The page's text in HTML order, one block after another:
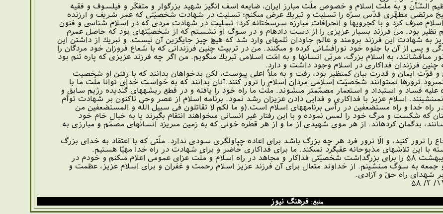
الشّأن و به ملّت اسلام و خصوص ملّت مبارز ايران، ضايعه اسف انگيز شهيد بزرگوار و متفكّر و فيلسوف و فقيه
مرتضى مطهّرى قدّس سرّه را تسليت و تبريك عرض مى‏كنم؛ تسليت در شهادت شخصيّتى كه عمر شريف و ارزنده
صرف كرد و با كجرويها و انحرافات مبارزه سرسختانه كرد؛ تسليت در شهادت مردى كه در اسلام شناسى و فنون
نظير بود. من فرزند بسيار عزيزى را از دست داده‏ام و در سوگ او نشستم كه از شخصيّتهاى بود كه حاصل عمرم
شهادت اين فرزند برومند و عالم جاودان ثلمه‏اى وارد شد كه هيچ چيز جايگزين آن نيست. و تبريك از داشتن اين
و پس از آن با جلوه خود نورافشانى كرده و مى‏كنند. من در تربيت چنين فرزندانى كه با شعاع فروزان خود مردگان را
مى‏افشانند، به اسلام بزرگ، مربّى انسانها و به امّت اسلامى تبريك مى‏گويم. من اگر چه فرزند عزيزى كه پاره تنم بود
فرزندان فداكارى در اسلام وجود داشت و دارد.
ايمان و قدرت بيان كم‏نظير بود، رفت و به ملأ اعلى پيوست، لكن بدخواهان بدانند كه با رفتن او شخصيت
نمى‏توانند شخصيّت اسلامى مردان اسلام را ترور كنند.آنان بدانند كه به خواست خداى توانا ملّت ما با
فساد و استبداد و استعمار مصمّم‏تر مى‏شوند. ملّت ما راه خود را يافته و در قطع ريشه‏هاى گنديده رژيم سابق و
اسلام عزيز با فداكارى و فدايى دادن عزيزان رشد نمود. برنامه اسلام از عصر وحى تاكنون بر شهادت توأم
خدا و راه مستضعفين در رأس برنامه‏هاى اسلام است.(و ما لكم لا تقاتلون فى سبيل اللّه و المستضعفين من
كه شكست و مرگ خود را لمس نموده و با اين رفتار غير انسانى مى‏خواهند انتقام بگيرند يا به خيال خام خود
بدگمان كرده‏اند. از هر موى شهيدى از ما و از هر قطره خونى كه به زمين مى‏ريزد انسانهاى مصمّم و مبارزى به
را ترور كنيد، و الّا ترور فرد هر چه بزرگ باشد براى اعاده چپاولگرى سودى ندارد. ملّتى كه با اعتقاد به خداى بزرگ
با اين تلاشهاى مذبوحانه عقبگرد نمى‏كند. ما براى فداكارى حاضر و براى شهادت در راه خدا مهيّا هستيم.
اينجانب روز پنجشنبه ۱۳ ارديبهشت ۵۸ را براى بزرگداشت شخصيّتى فداكار و مجاهد در راه اسلام و ملّت عزاى عمومى اعلام مى‏كنم و خودم در
به سوگ مى‏نشينم. از خداوند متعال براى آن فرزند عزيز اسلام رحمت و غفران و براى اسلام عزيز، عظمت و
شهداى راه حقّ و آزادى.
منبع: فرهنگ نیوز